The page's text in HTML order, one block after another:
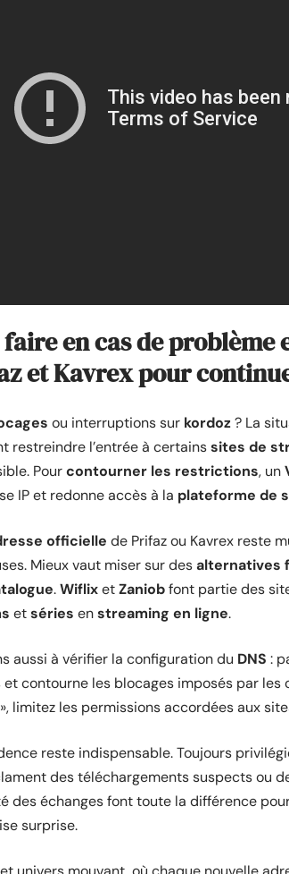
faire en cas de
et Kavrex pour
ou interruptions sur kordoz? La
restreindre l’entrée à certainssites de
Pourcontourner les restrictions, un
IP et redonne accès à la plateforme de
officielle de Prifaz ou Kavrex reste
Mieux vaut miser sur desalternatives
.WiflixetZaniobfont partie des
etséries enstreaming en ligne.
aussi à vérifier la configuration du DNS :
et contourne les blocages imposés par
limitez les permissions accordées aux
reste indispensable. Toujours
des téléchargements suspects ou
des échanges font toute la différence
surprise.